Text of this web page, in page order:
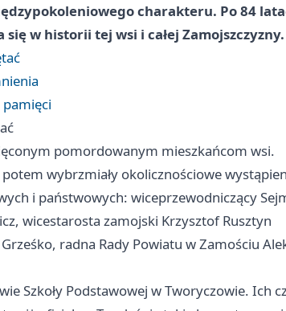
charakteru. Po 84
w historii tej wsi i całej Zamojszczyzny.
pomordowanym mieszkańcom wsi.
wybrzmiały okolicznościowe
i państwowych: wiceprzewodniczący
wicestarosta zamojski Krzysztof Rusztyn
radna Rady Powiatu w Zamościu
Szkoły Podstawowej w Tworyczowie. Ich